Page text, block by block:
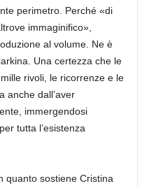
perimetro. Perché «di
immaginifico»,
al volume. Ne è
Una certezza che le
rivoli, le ricorrenze e le
anche dall’aver
immergendosi
tutta l’esistenza
quanto sostiene Cristina